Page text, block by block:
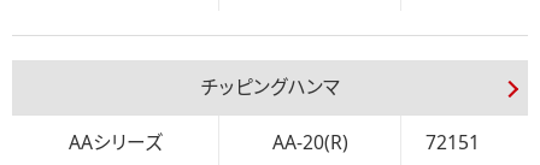
チッピングハンマ
AAシリーズ AA-20(R) 72151